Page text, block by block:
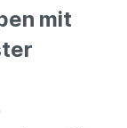
mit